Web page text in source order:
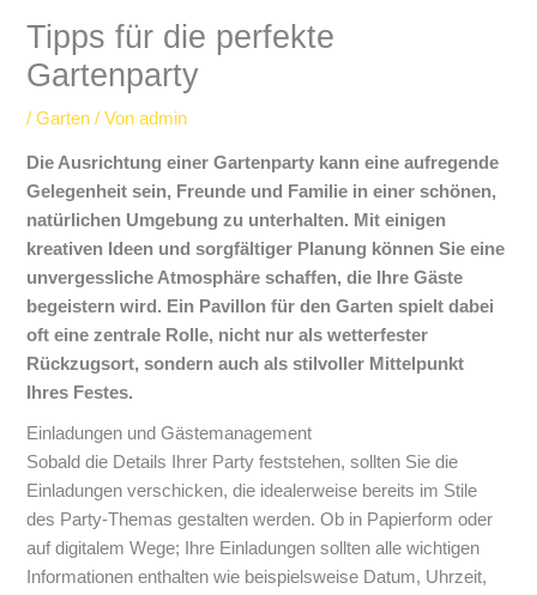
Tipps für die perfekte
Gartenparty
/Garten / Vonadmin
Die Ausrichtung einer Gartenparty kann eine aufregende
Gelegenheit sein, Freunde und Familie in einer schönen,
natürlichen Umgebung zu unterhalten. Mit einigen
kreativen Ideen und sorgfältiger Planung können Sie eine
unvergessliche Atmosphäre schaffen, die Ihre Gäste
begeistern wird. Ein Pavillon für den Garten spielt dabei
oft eine zentrale Rolle, nicht nur als wetterfester
Rückzugsort, sondern auch als stilvoller Mittelpunkt
Ihres Festes.
Einladungen und Gästemanagement
Sobald die Details Ihrer Party feststehen, sollten Sie die
Einladungen verschicken, die idealerweise bereits im Stile
des Party-Themas gestalten werden. Ob in Papierform oder
auf digitalem Wege; Ihre Einladungen sollten alle wichtigen
Informationen enthalten wie beispielsweise Datum, Uhrzeit,